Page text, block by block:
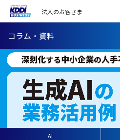
法人のお客さま
コラム・資料
AI